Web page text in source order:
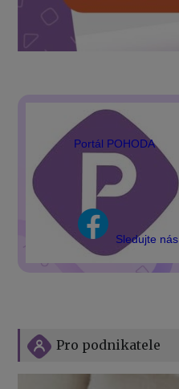
Portál POHODA
Sledujte nás
Pro podnikatele